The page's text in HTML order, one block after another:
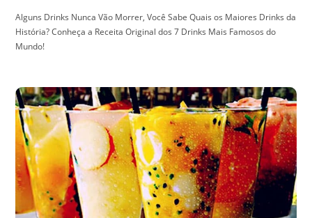
Alguns Drinks Nunca Vão Morrer, Você Sabe Quais os Maiores Drinks da
História? Conheça a Receita Original dos 7 Drinks Mais Famosos do
Mundo!